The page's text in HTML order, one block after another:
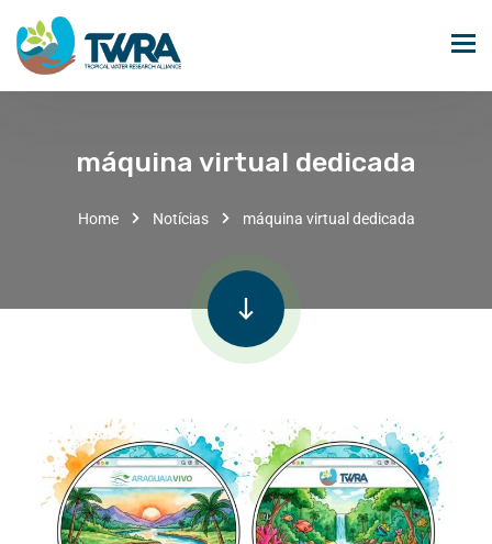
máquina virtual dedicada
Home Notícias máquina virtual dedicada